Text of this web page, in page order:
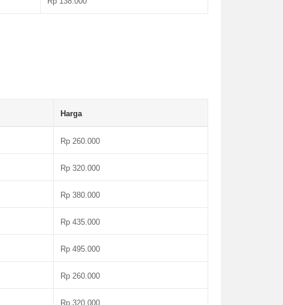
Harga
Rp 260.000
Rp 320.000
Rp 380.000
Rp 435.000
Rp 495.000
Rp 260.000
Rp 320.000